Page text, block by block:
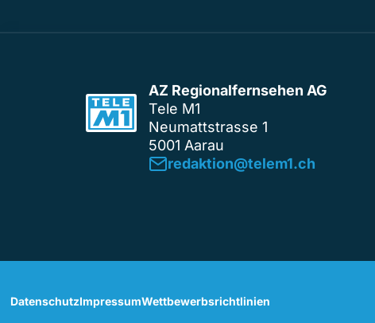
AZ Regionalfernsehen AG
Tele M1
Neumattstrasse 1
5001 Aarau
redaktion@telem1.ch
DatenschutzImpressumWettbewerbsrichtlinien